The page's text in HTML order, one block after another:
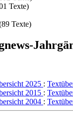
Texte)
Texte)
2025 :
2015 :
2004 :